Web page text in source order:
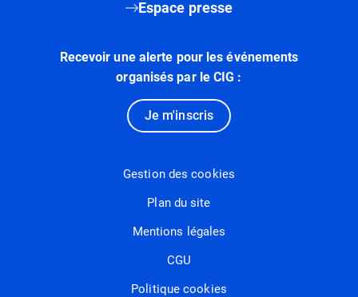
Espace presse
Recevoir une alerte pour les événements
organisés par le CIG :
Je m'inscris
Gestion des cookies
Plan du site
Mentions légales
CGU
Politique cookies